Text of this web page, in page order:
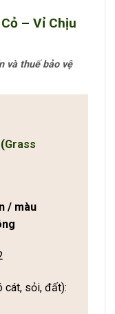
– Vỉ Chịu
và thuế bảo vệ
Grass
/ màu
cát, sỏi, đất):